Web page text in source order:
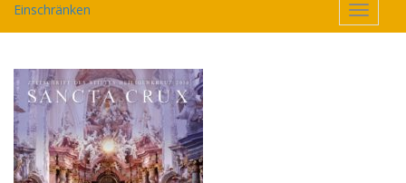
Einschränken
Toggle